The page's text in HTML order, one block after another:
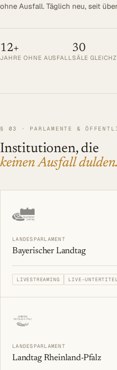
ohne Ausfall. Täglich neu, seit
12+
JAHRE OHNE AUSFALL
30
SÄLE
§ 03 · PARLAMENTE &
Institutionen, die
keinen Ausfall dulden.
LANDESPARLAMENT
Bayerischer Landtag
LIVESTREAMING LIVE-
LANDESPARLAMENT
Landtag Rheinland-Pfalz